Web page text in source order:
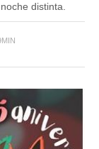
distinta.